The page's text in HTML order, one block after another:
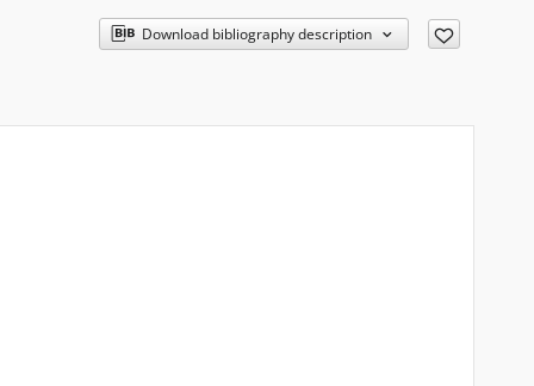
Download bibliography description